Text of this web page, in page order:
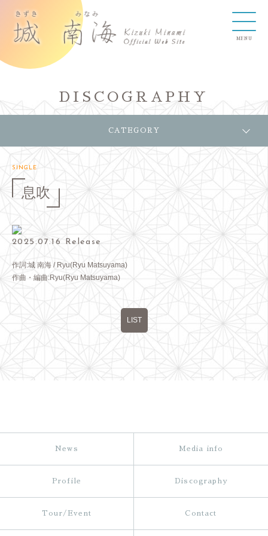
DISCOGRAPHY
CATEGORY
SINGLE
息吹
2025.07.16 Release
作詞:城 南海 / Ryu(Ryu Matsuyama)
作曲・編曲:Ryu(Ryu Matsuyama)
LIST
News Media info
Profile Discography
Tour/Event Contact